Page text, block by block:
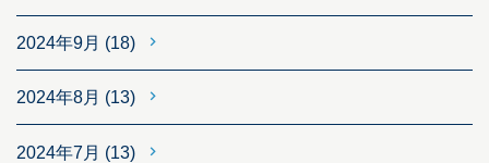
2024年9月 (18)
2024年8月 (13)
2024年7月 (13)